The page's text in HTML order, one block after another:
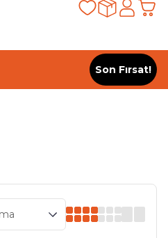
Son Fırsat!